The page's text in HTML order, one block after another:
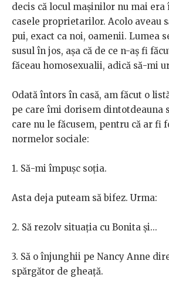
decis că locul mașinilor nu mai
casele proprietarilor. Acolo aveau
pui, exact ca noi, oamenii. Lumea
susul în jos, așa că de ce n-aș fi
făceau homosexualii, adică să-mi
Odată întors în casă, am făcut o
pe care îmi dorisem dintotdeauna
care nu le făcusem, pentru că ar fi
normelor sociale:
1. Să-mi împușc soția.
Asta deja puteam să bifez. Urma:
2. Să rezolv situația cu Bonita și...
3. Să o înjunghii pe Nancy Anne
spărgător de gheață.